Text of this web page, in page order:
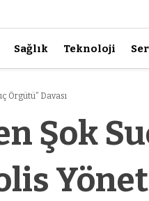
Sağlık Teknoloji
Örgütü” Davası
Şok